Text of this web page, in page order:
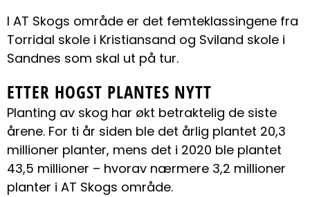
I AT Skogs område er det femteklassingene fra
Torridal skole i Kristiansand og Sviland skole i
Sandnes som skal ut på tur.
ETTER HOGST PLANTES NYTT
Planting av skog har økt betraktelig de siste
årene. For ti år siden ble det årlig plantet 20,3
millioner planter, mens det i 2020 ble plantet
43,5 millioner – hvorav nærmere 3,2 millioner
planter i AT Skogs område.